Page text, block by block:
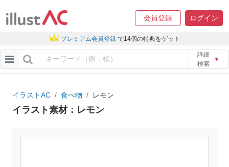
会員登録 ログイン
プレミアム会員登録 で14個の特典をゲット
詳細
検索
▼
イラストAC 食べ物 レモン
イラスト素材：レモン